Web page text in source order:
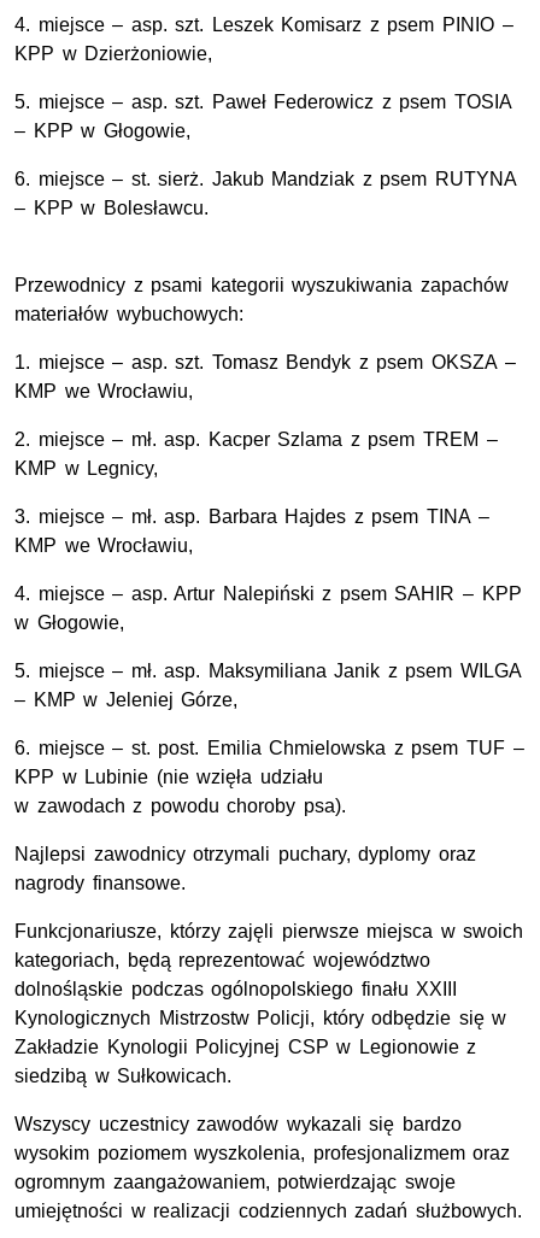
4. miejsce – asp. szt. Leszek Komisarz z psem PINIO –
KPP w Dzierżoniowie,
5. miejsce – asp. szt. Paweł Federowicz z psem TOSIA
– KPP w Głogowie,
6. miejsce – st. sierż. Jakub Mandziak z psem RUTYNA
– KPP w Bolesławcu.
Przewodnicy z psami kategorii wyszukiwania zapachów
materiałów wybuchowych:
1. miejsce – asp. szt. Tomasz Bendyk z psem OKSZA –
KMP we Wrocławiu,
2. miejsce – mł. asp. Kacper Szlama z psem TREM –
KMP w Legnicy,
3. miejsce – mł. asp. Barbara Hajdes z psem TINA –
KMP we Wrocławiu,
4. miejsce – asp. Artur Nalepiński z psem SAHIR – KPP
w Głogowie,
5. miejsce – mł. asp. Maksymiliana Janik z psem WILGA
– KMP w Jeleniej Górze,
6. miejsce – st. post. Emilia Chmielowska z psem TUF –
KPP w Lubinie (nie wzięła udziału
w zawodach z powodu choroby psa).
Najlepsi zawodnicy otrzymali puchary, dyplomy oraz
nagrody finansowe.
Funkcjonariusze, którzy zajęli pierwsze miejsca w swoich
kategoriach, będą reprezentować województwo
dolnośląskie podczas ogólnopolskiego finału XXIII
Kynologicznych Mistrzostw Policji, który odbędzie się w
Zakładzie Kynologii Policyjnej CSP w Legionowie z
siedzibą w Sułkowicach.
Wszyscy uczestnicy zawodów wykazali się bardzo
wysokim poziomem wyszkolenia, profesjonalizmem oraz
ogromnym zaangażowaniem, potwierdzając swoje
umiejętności w realizacji codziennych zadań służbowych.